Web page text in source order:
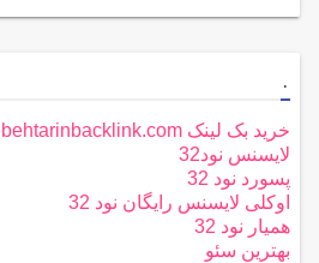
.
خرید بک لینک behtarinbacklink.com
لایسنس نود32
پسورد نود 32
اوکلی لایسنس رایگان نود 32
همیار نود 32
بهترین سئو